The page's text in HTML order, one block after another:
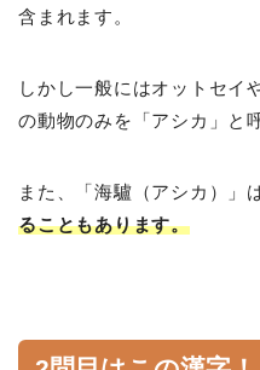
含まれます。
しかし一般にはオットセイ
の動物のみを「アシカ」と
また、「海驢（アシカ）」
ることもあります。